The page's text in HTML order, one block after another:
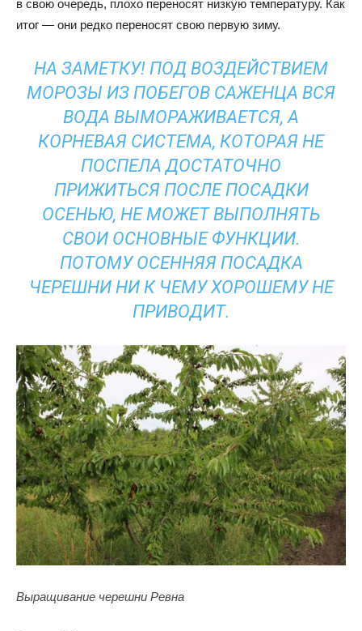
в свою очередь, плохо переносят низкую температуру. Как
итог — они редко переносят свою первую зиму.
НА ЗАМЕТКУ! ПОД ВОЗДЕЙСТВИЕМ
МОРОЗЫ ИЗ ПОБЕГОВ САЖЕНЦА ВСЯ
ВОДА ВЫМОРАЖИВАЕТСЯ, А
КОРНЕВАЯ СИСТЕМА, КОТОРАЯ НЕ
ПОСПЕЛА ДОСТАТОЧНО
ПРИЖИТЬСЯ ПОСЛЕ ПОСАДКИ
ОСЕНЬЮ, НЕ МОЖЕТ ВЫПОЛНЯТЬ
СВОИ ОСНОВНЫЕ ФУНКЦИИ.
ПОТОМУ ОСЕННЯЯ ПОСАДКА
ЧЕРЕШНИ НИ К ЧЕМУ ХОРОШЕМУ НЕ
ПРИВОДИТ.
Выращивание черешни Ревна